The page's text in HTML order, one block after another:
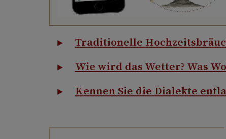
Traditionelle
Wie wird das Wetter? Was
Kennen Sie die Dialekte